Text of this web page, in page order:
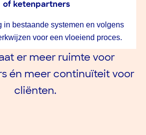
of ketenpartners
in bestaande systemen en volgens
voor een vloeiend proces.
er meer ruimte voor
én meer continuïteit voor
cliënten.